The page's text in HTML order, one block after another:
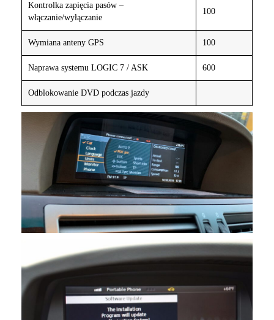
Kontrolka zapięcia pasów –
włączanie/wyłączanie
100
Wymiana anteny GPS 100
Naprawa systemu LOGIC 7 / ASK 600
Odblokowanie DVD podczas jazdy